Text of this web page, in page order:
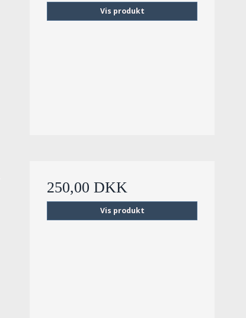
Vis produkt
250,00 DKK
Vis produkt